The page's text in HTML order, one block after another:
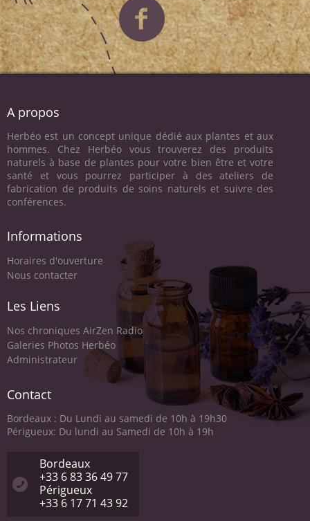
A propos
Herbéo est un concept unique dédié aux plantes et aux
hommes. Chez Herbéo vous trouverez des produits
naturels à base de plantes pour votre bien être et votre
santé et vous pourrez participer à des ateliers de
fabrication de produits de soins naturels et suivre des
conférences.
Informations
Horaires d'ouverture
Nous contacter
Les Liens
Nos chroniques AirZen Radio
Galeries Photos Herbéo
Administrateur
Contact
Bordeaux : Du Lundi au samedi de 10h à 19h30
Périgueux: Du lundi au Samedi de 10h à 19h
Bordeaux
+33 6 83 36 49 77
Périgueux
+33 6 17 71 43 92